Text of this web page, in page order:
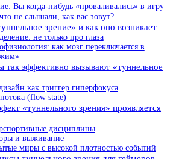
Вы когда-нибудь «проваливались» в игру
не слышали, как вас зовут?
зрение» и как оно возникает
не только про глаза
как мозг переключается в
так эффективно вызывают «туннельное
как триггер гиперфокуса
(flow state)
«туннельного зрения» проявляется
дисциплины
и выживание
миры с высокой плотностью событий